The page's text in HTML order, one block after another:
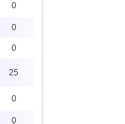
0
0
0
25
0
0